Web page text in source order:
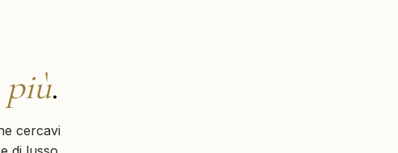
più.
cercavi